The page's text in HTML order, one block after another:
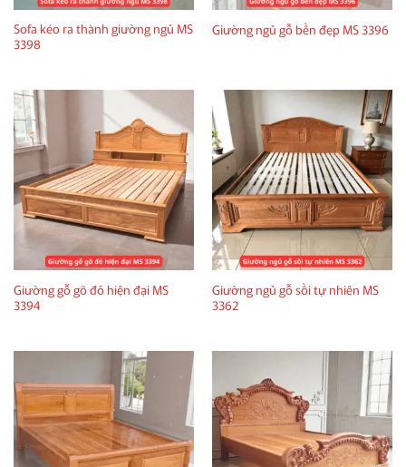
Sofa kéo ra thành giường ngủ MS
3398
Giường ngủ gỗ bền đẹp MS 3396
Giường gỗ gõ đỏ hiện đại MS
3394
Giường ngủ gỗ sồi tự nhiên MS
3362